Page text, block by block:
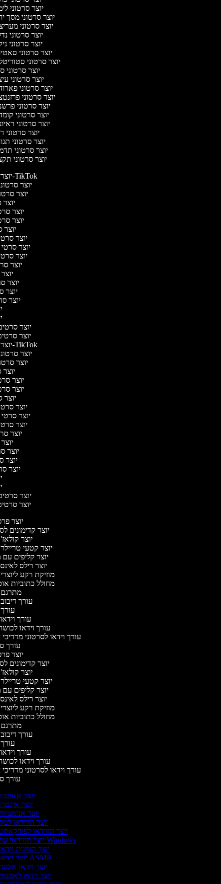
יוצר סרטוני
יוצר סרטוני מסך
יוצר סרטוני
יוצר סרטוני
יוצר סרטוני
יוצר סרטוני
יוצר סרטוני
יוצר סרטוני
יוצר סרטוני
יוצר סרטוני
יוצר סרטוני
יוצר סרטוני
יוצר סרטוני
יוצר סרטוני
יוצר סרטוני
יוצר סרטוני
יוצר סרטוני
יוצר סרטוני
יוצר סרטונים ל-TikTok
יוצר
יוצר
יוצר
יוצר
יוצר
יוצר
יוצר
יוצר סרטי
יוצר
יוצר
יוצר
יוצר
יוצר
יוצר
יוצר
יוצר סרטונים ל-TikTok
יוצר
יוצר
יוצר
יוצר
יוצר
יוצר
יוצר
יוצר סרטי
יוצר
יוצר
יוצר
יוצר
יוצר
יוצר
יוצר
יוצר
יוצר קדימונים
יוצר
יוצר קטעי
יוצר קליפים
יוצר רילס
מוזיקת רקע
מחולל כתוביות
עורך
עורך
עורך וידאו
עורך וידאו לסרטוני
עורך
יוצר
יוצר קדימונים
יוצר
יוצר קטעי
יוצר קליפים
יוצר רילס
מוזיקת רקע
מחולל כתוביות
עורך
עורך
עורך וידאו
עורך וידאו לסרטוני
עורך
יוצר
יוצר
יוצר
יוצר הווידאו
יוצר הווידאו
יוצר הווידאו של Windows
יוצר הזמנות
יוצר וידאו ASMR
יוצר וידאו
יוצר וידאו